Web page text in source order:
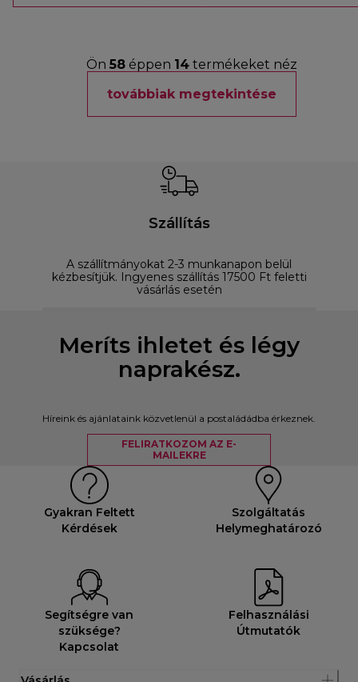
Ön 58 éppen 14 termékeket néz
továbbiak megtekintése
Szállítás
A szállítmányokat 2-3 munkanapon belül
kézbesítjük. Ingyenes szállítás 17500 Ft feletti
vásárlás esetén
Meríts ihletet és légy
naprakész.
Híreink és ajánlataink közvetlenül a postaládádba érkeznek.
FELIRATKOZOM AZ E-
MAILEKRE
Gyakran Feltett
Kérdések
Szolgáltatás
Helymeghatározó
Segítségre van
szüksége?
Kapcsolat
Felhasználási
Útmutatók